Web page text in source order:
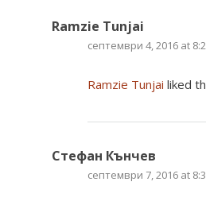
Ramzie Tunjai
септември 4, 2016 at
Ramzie Tunjai liked
Стефан Кънчев
септември 7, 2016 at